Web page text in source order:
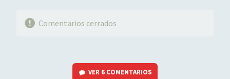
Comentarios cerrados
VER 6 COMENTARIOS